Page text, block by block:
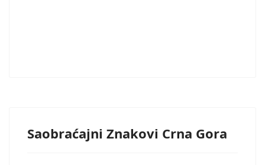
Saobraćajni Znakovi Crna Gora